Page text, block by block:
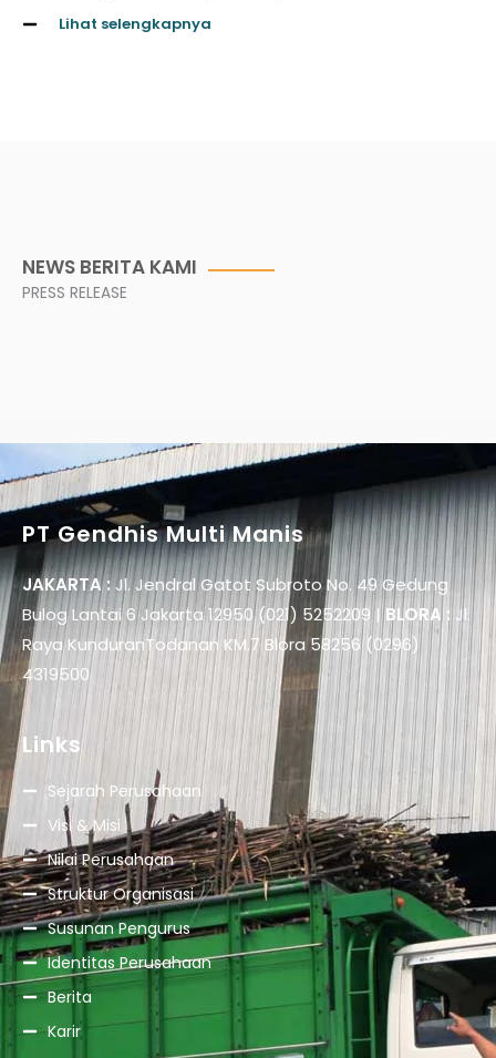
Lihat selengkapnya
NEWS BERITA KAMI
PRESS RELEASE
PT Gendhis Multi Manis
JAKARTA :Jl. Jendral Gatot Subroto No. 49 Gedung
Bulog Lantai 6 Jakarta 12950 (021) 5252209 |BLORA :Jl.
Raya KunduranTodanan KM.7 Blora 58256 (0296)
4319500
Links
Sejarah Perusahaan
Visi & Misi
Nilai Perusahaan
Struktur Organisasi
Susunan Pengurus
Identitas Perusahaan
Berita
Karir